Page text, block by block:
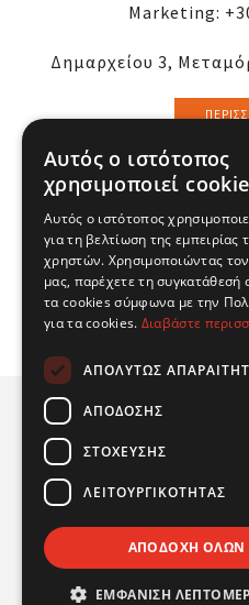
Marketing:
Δημαρχείου 3,
Powered by
Αυτός ο ιστότοπος
χρησιμοποιεί
Αυτός ο ιστότοπος
για τη βελτίωση της εμπειρίας
χρηστών. Χρησιμοποιώντας
μας, παρέχετε τη συγκατάθεσή
τα cookies σύμφωνα με την
για τα cookies. Διαβάστε
ΑΠΟΛΎΤΩΣ
ΑΠΌΔΟΣΗΣ
ΣΤΌΧΕΥΣΗΣ
ΛΕΙΤΟΥΡΓΙΚΌΤΗΤΑΣ
ΑΠΟΔΟΧΉ ΌΛΩΝ
ΕΜΦΆΝΙΣΗ